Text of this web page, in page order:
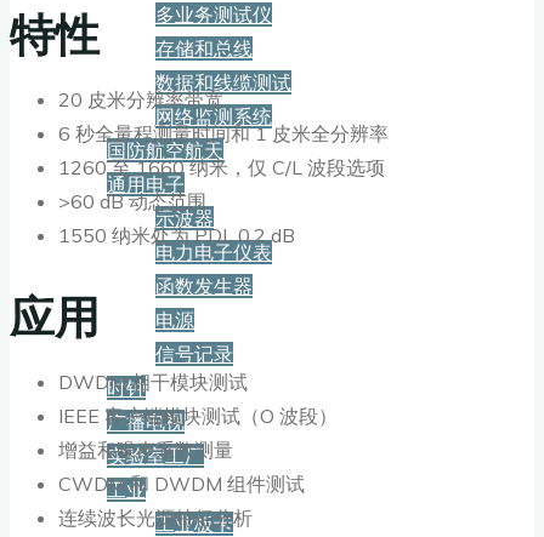
多业务测试仪
存储和总线
数据和线缆测试
网络监测系统
国防航空航天
通用电子
示波器
电力电子仪表
函数发生器
电源
信号记录
时钟
广播电视
实验室工厂
工业
工业板卡
特性
20 皮米分辨率带宽
6 秒全量程测量时间和 1 皮米全分辨率
1260 至 1660 纳米，仅 C/L 波段选项
>60 dB 动态范围
1550 纳米处为 PDL 0.2 dB
应用
DWDM 相干模块测试
IEEE 客户端模块测试（O 波段）
增益和噪声系数测量
CWDM 和 DWDM 组件测试
连续波长光源特征分析